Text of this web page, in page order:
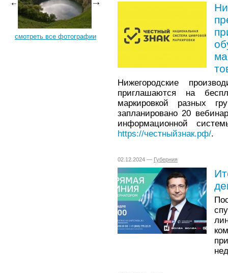
смотреть все фотографии
Нижегородские
приглашаются на
маркировкой разных
запланировано 20
информационной
https://честныйзнак.рф/.
02.12.2024 — Губерния